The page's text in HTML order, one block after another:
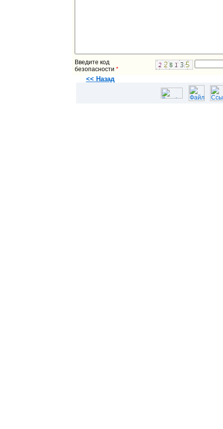
Введите код
безопасности *
<< Назад